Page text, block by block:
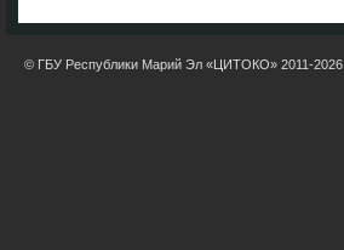
© ГБУ Республики Марий Эл «ЦИТОКО» 2011-2026